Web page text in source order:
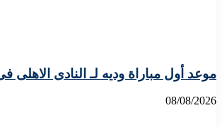
موعد أول مباراة وديه لـ النادى الاهلى
08/08/2026